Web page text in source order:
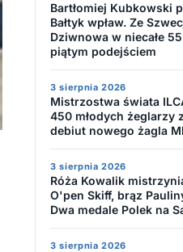
Bartłomiej Kubkowski
Bałtyk wpław. Ze
Dziwnowa w niecałe
piątym podejściem
3 sierpnia 2026
Mistrzostwa świata
450 młodych żeglarzy
debiut nowego żagla
3 sierpnia 2026
Róża Kowalik
O'pen Skiff, brąz
Dwa medale Polek na
3 sierpnia 2026